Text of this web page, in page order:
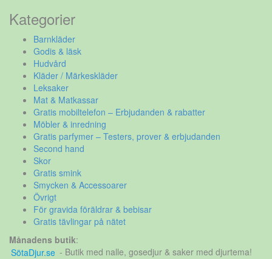
Kategorier
Barnkläder
Godis & läsk
Hudvård
Kläder / Märkeskläder
Leksaker
Mat & Matkassar
Gratis mobiltelefon – Erbjudanden & rabatter
Möbler & inredning
Gratis parfymer – Testers, prover & erbjudanden
Second hand
Skor
Gratis smink
Smycken & Accessoarer
Övrigt
För gravida föräldrar & bebisar
Gratis tävlingar på nätet
Månadens butik:
SötaDjur.se - Butik med nalle, gosedjur & saker med djurtema!